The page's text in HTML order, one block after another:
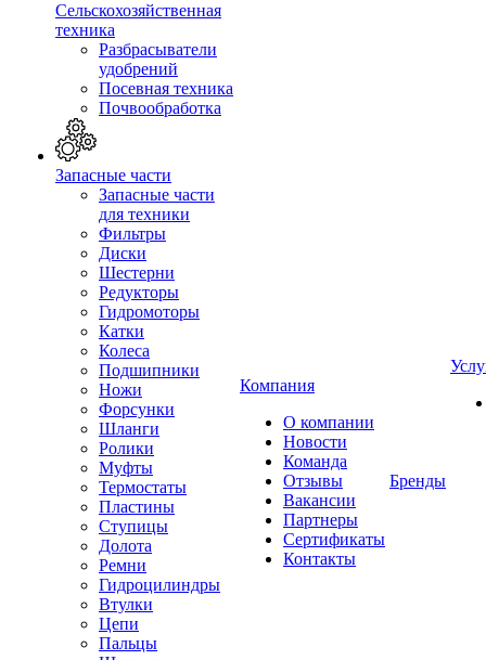
Сельскохозяйственная
техника
Разбрасыватели
удобрений
Посевная техника
Почвообработка
Запасные части
Запасные части
для техники
Фильтры
Диски
Шестерни
Редукторы
Гидромоторы
Катки
Колеса
Подшипники
Ножи
Форсунки
Шланги
Ролики
Муфты
Термостаты
Пластины
Ступицы
Долота
Ремни
Гидроцилиндры
Втулки
Цепи
Пальцы
Компания
О компании
Новости
Команда
Отзывы
Вакансии
Партнеры
Сертификаты
Контакты
Бренды